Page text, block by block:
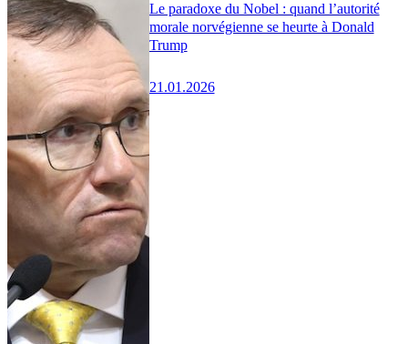
Le paradoxe du Nobel : quand l’autorité
morale norvégienne se heurte à Donald
Trump
21.01.2026